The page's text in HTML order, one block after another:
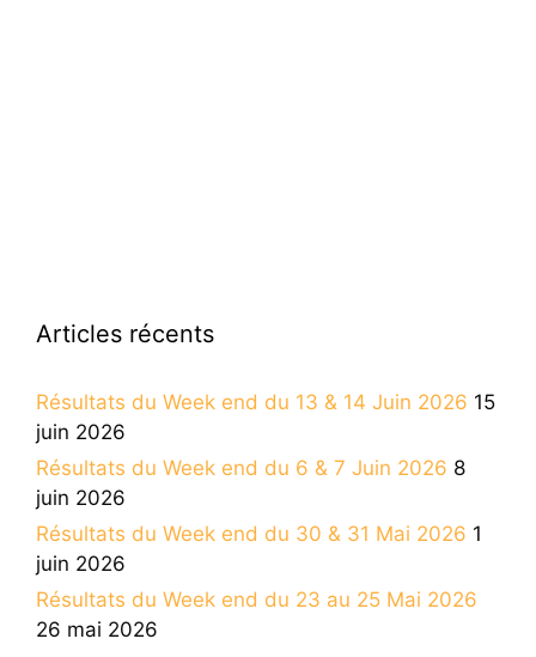
Articles récents
Résultats du Week end du 13 & 14 Juin 2026 15
juin 2026
Résultats du Week end du 6 & 7 Juin 2026 8
juin 2026
Résultats du Week end du 30 & 31 Mai 2026 1
juin 2026
Résultats du Week end du 23 au 25 Mai 2026
26 mai 2026